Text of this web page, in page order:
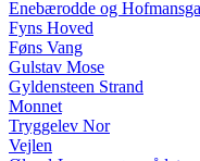
Enebærodde og
Fyns Hoved
Føns Vang
Gulstav Mose
Gyldensteen Strand
Monnet
Tryggelev Nor
Vejlen